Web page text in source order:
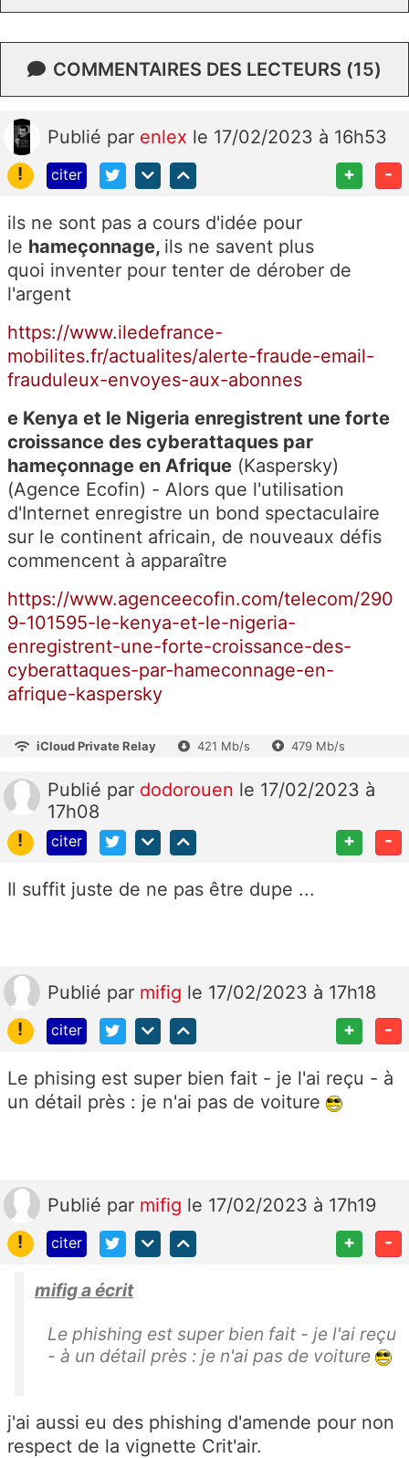
COMMENTAIRES DES LECTEURS (15)
Publié par enlex le 17/02/2023 à 16h53
!
citer + -
ils ne sont pas a cours d'idée pour
le hameçonnage, ils ne savent plus
quoi inventer pour tenter de dérober de
l'argent
https://www.iledefrance-
mobilites.fr/actualites/alerte-fraude-email-
frauduleux-envoyes-aux-abonnes
e Kenya et le Nigeria enregistrent une forte
croissance des cyberattaques par
hameçonnage en Afrique (Kaspersky)
(Agence Ecofin) - Alors que l'utilisation
d'Internet enregistre un bond spectaculaire
sur le continent africain, de nouveaux défis
commencent à apparaître
https://www.agenceecofin.com/telecom/290
9-101595-le-kenya-et-le-nigeria-
enregistrent-une-forte-croissance-des-
cyberattaques-par-hameconnage-en-
afrique-kaspersky
iCloud Private Relay 421 Mb/s 479 Mb/s
Publié par dodorouen le 17/02/2023 à
17h08
!
citer + -
Il suffit juste de ne pas être dupe ...
Publié par mifig le 17/02/2023 à 17h18
!
citer + -
Le phising est super bien fait - je l'ai reçu - à
un détail près : je n'ai pas de voiture
Publié par mifig le 17/02/2023 à 17h19
!
citer + -
mifig a écrit
Le phishing est super bien fait - je l'ai reçu
- à un détail près : je n'ai pas de voiture
j'ai aussi eu des phishing d'amende pour non
respect de la vignette Crit'air.